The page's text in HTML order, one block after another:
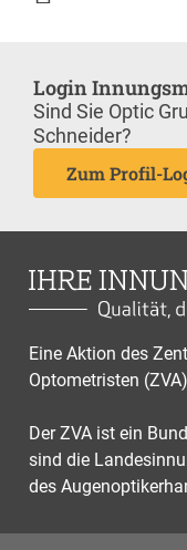
Login
Sind Sie Optic
Schneider?
Zum Profil-
Eine Aktion des
Optometristen (ZVA)
Der ZVA ist ein
sind die
des